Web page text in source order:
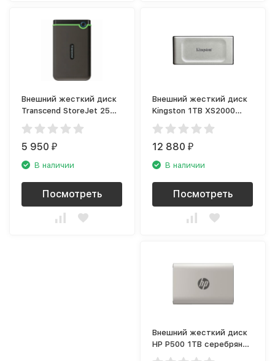
Внешний жесткий диск
Transcend StoreJet 25M3
2TB Iron gray
5 950₽
В наличии
Посмотреть
Внешний жесткий диск
Kingston 1TB XS2000
Series (SXS2000/1000G)
12 880₽
В наличии
Посмотреть
Внешний жесткий диск
HP P500 1TB серебряный
(1F5P7AA)